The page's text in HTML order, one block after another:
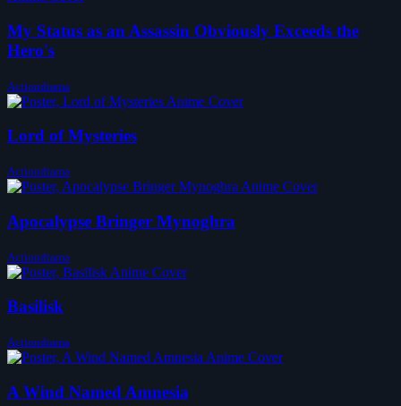
My Status as an Assassin Obviously Exceeds the
Hero's
Actiondrama
Lord of Mysteries
Actiondrama
Apocalypse Bringer Mynoghra
Actiondrama
Basilisk
Actiondrama
A Wind Named Amnesia